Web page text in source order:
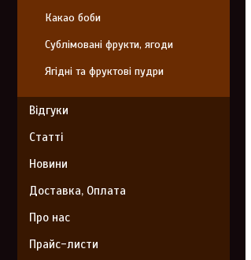
Какао боби
Сублімовані фрукти, ягоди
Ягідні та фруктові пудри
Відгуки
Статті
Новини
Доставка, Оплата
Про нас
Прайс-листи